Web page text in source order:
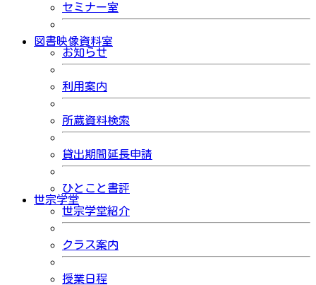
セミナー室
図書映像資料室
お知らせ
利用案内
所蔵資料検索
貸出期間延長申請
ひとこと書評
世宗学堂
世宗学堂紹介
クラス案内
授業日程